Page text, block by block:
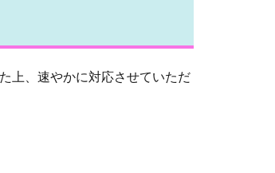
上、速やかに対応させていただ